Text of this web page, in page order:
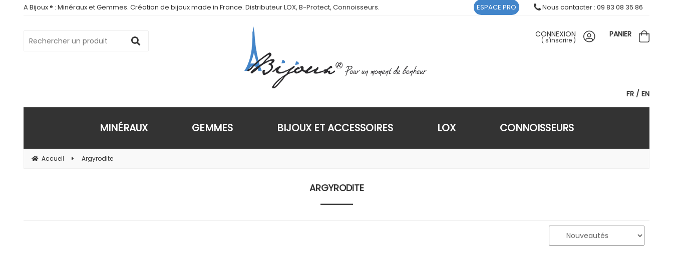
A Bijoux ® : Minéraux et Gemmes. Création de bijoux made in France. Distributeur LOX, B-Protect, Connoisseurs.
FR EN
CONNEXION
( s'inscrire )
PANIER
MINÉRAUX GEMMES BIJOUX ET ACCESSOIRES LOX CONNOISSEURS
Accueil Argyrodite
ARGYRODITE
ESPACE PRO Nous contacter : 09 83 08 35 86